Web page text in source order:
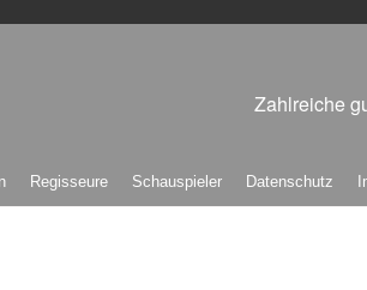
Zahlreiche
Regisseure Schauspieler Datenschutz